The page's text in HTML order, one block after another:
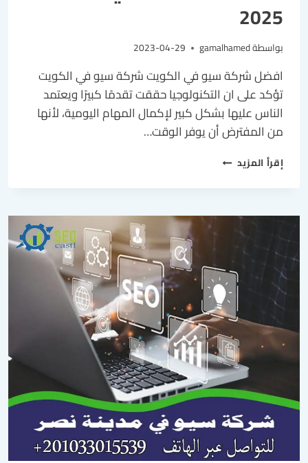
2025
بواسطةgamalhamed
2023-04-29
افضل شركة سيو في الكويت شركة سيو في الكويت
تؤكد على ان التكنولوجيا حققت تقدمًا كبيرًا ويعتمد
الناس عليها بشكل كبير لإكمال المهام اليومية، لأنها
من المفترض أن يوفر الوقت…
إقرأ المزيد